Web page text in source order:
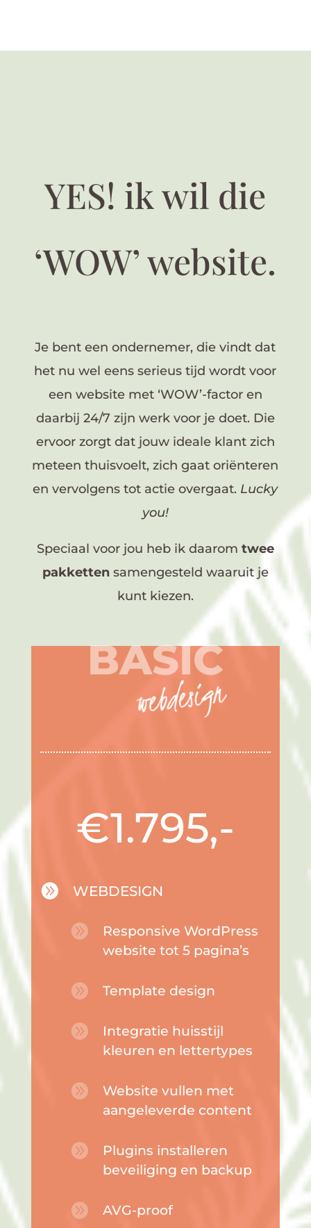
YES! ik wil die
‘WOW’ website.
Je bent een ondernemer, die vindt dat
het nu wel eens serieus tijd wordt voor
een website met ‘WOW’-factor en
daarbij 24/7 zijn werk voor je doet. Die
ervoor zorgt dat jouw ideale klant zich
meteen thuisvoelt, zich gaat oriënteren
en vervolgens tot actie overgaat. Lucky
you!
Speciaal voor jou heb ik daarom twee
pakkettensamengesteld waaruit je
kunt kiezen.
BASIC
webdesign
€1.795,-
 WEBDESIGN

Responsive WordPress
website tot 5 pagina’s
 Template design

Integratie huisstijl
kleuren en lettertypes

Website vullen met
aangeleverde content

Plugins installeren
beveiliging en backup
 AVG-proof